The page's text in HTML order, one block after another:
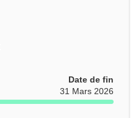
Date de fin
31 Mars 2026